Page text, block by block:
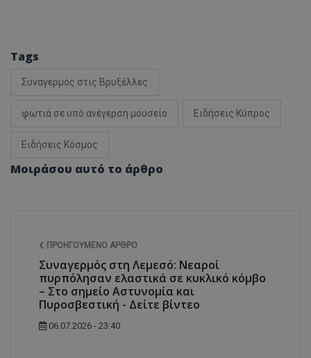
Tags
Συναγερμός στις Βρυξέλλες
φωτιά σε υπό ανέγερση μουσείο Ειδήσεις Κύπρος
Ειδήσεις Κόσμος
Μοιράσου αυτό το άρθρο
ΠΡΟΗΓΟΎΜΕΝΟ ΆΡΘΡΟ
Συναγερμός στη Λεμεσό: Νεαροί
πυρπόλησαν ελαστικά σε κυκλικό κόμβο
– Στο σημείο Αστυνομία και
Πυροσβεστική - Δείτε βίντεο
06.07.2026 - 23:40